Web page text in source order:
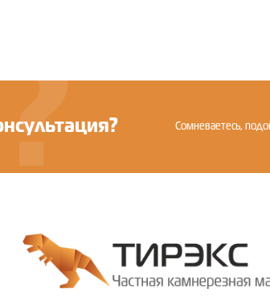
Сомневаетесь,